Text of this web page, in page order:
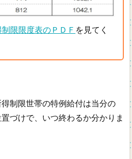
制限限度表のＰＤＦ を見てく
制限世帯の特例給付は当分の
づけで、いつ終わるか分かりま